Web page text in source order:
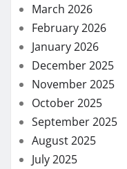
March 2026
February 2026
January 2026
December 2025
November 2025
October 2025
September 2025
August 2025
July 2025